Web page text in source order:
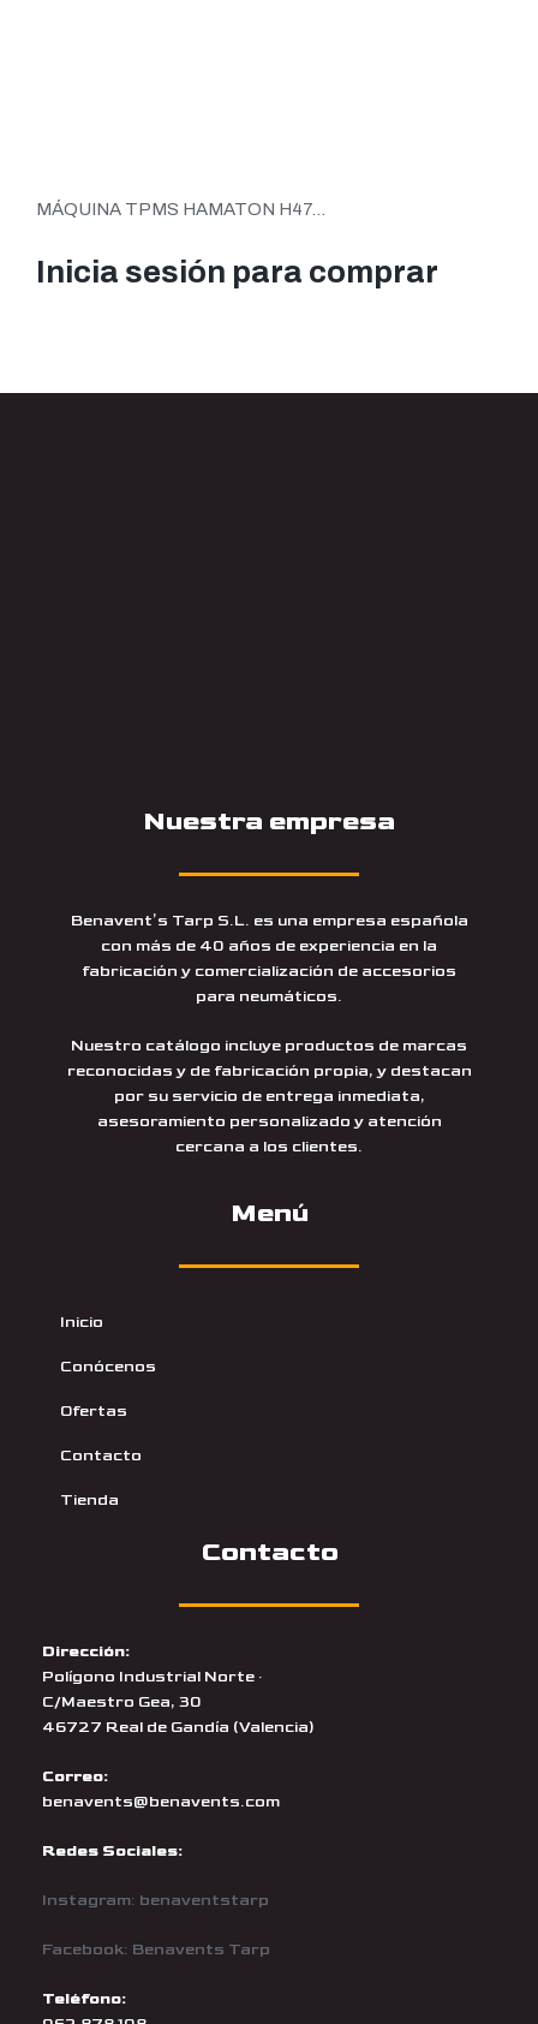
MÁQUINA TPMS HAMATON H47...
Inicia sesión para comprar
Nuestra empresa
Benavent’s Tarp S.L. es una empresa española
con más de 40 años de experiencia en la
fabricación y comercialización de accesorios
para neumáticos.
Nuestro catálogo incluye productos de marcas
reconocidas y de fabricación propia, y destacan
por su servicio de entrega inmediata,
asesoramiento personalizado y atención
cercana a los clientes.
Menú
Inicio
Conócenos
Ofertas
Contacto
Tienda
Contacto
Dirección:
Polígono Industrial Norte ·
C/Maestro Gea, 30
46727 Real de Gandía (Valencia)
Correo:
benavents@benavents.com
Redes Sociales:
Instagram: benaventstarp
Facebook: Benavents Tarp
Teléfono: